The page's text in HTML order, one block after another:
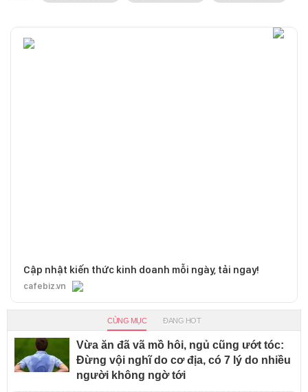
Cập nhật kiến thức kinh doanh mỗi ngày, tải ngay!
cafebiz.vn
CÙNG MỤC ĐANG HOT
Vừa ăn đã vã mồ hôi, ngủ cũng ướt tóc:
Đừng vội nghĩ do cơ địa, có 7 lý do nhiều
người không ngờ tới